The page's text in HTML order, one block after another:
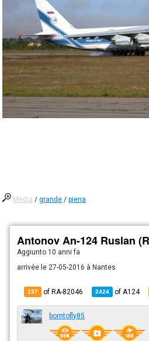
Media /grande /piena
Antonov An-124 Ruslan
Aggiunto 10 anni fa
arrivée le 27-05-2016 à Nantes
137 of RA-82046 2424 of A124
borntofly85